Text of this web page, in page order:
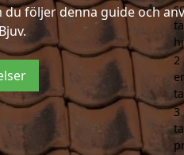
följer denna guide och
2
3